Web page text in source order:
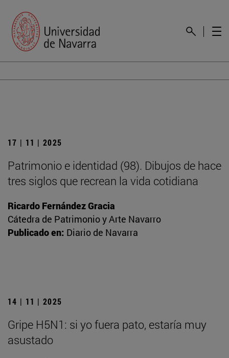
17 | 11 | 2025
Patrimonio e identidad (98). Dibujos de hace
tres siglos que recrean la vida cotidiana
Ricardo Fernández Gracia
Cátedra de Patrimonio y Arte Navarro
Publicado en: Diario de Navarra
14 | 11 | 2025
Gripe H5N1: si yo fuera pato, estaría muy
asustado